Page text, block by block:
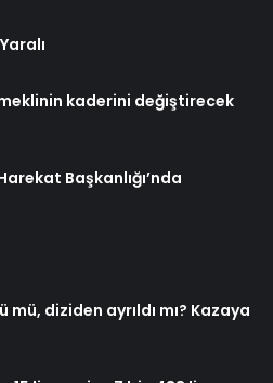
kaderini değiştirecek
Başkanlığı’nda
diziden ayrıldı mı? Kazaya